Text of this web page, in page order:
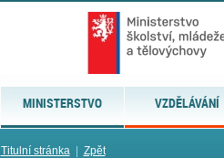
MINISTERSTVO VZDĚLÁVÁNÍ
Titulní stránka| Zpět